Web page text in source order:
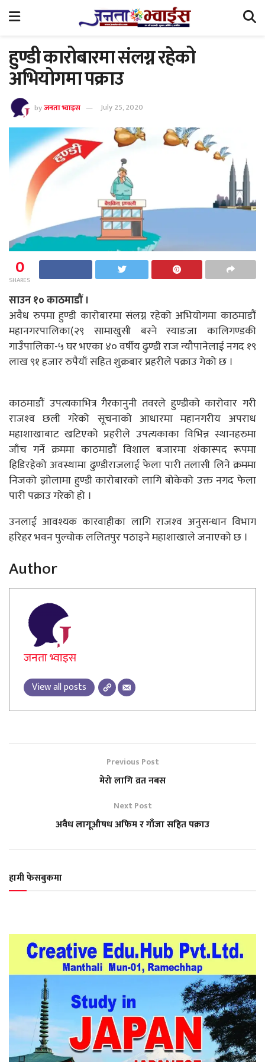
हुण्डी कारोबारमा संलग्न रहेको
अभियोगमा पक्राउ
byजनता भ्वाइस July 25, 2020
0
SHARES
साउन १० काठमाडौं ।
अवैध रुपमा हुण्डी कारोबारमा संलग्न रहेको अभियोगमा काठमाडौं
महानगरपालिका(२९ सामाखुसी बस्ने स्याङजा कालिगण्डकी
गाउँपालिका-५ घर भएका ४० वर्षीय ढुण्डी राज न्यौपानेलाई नगद १९
लाख ९१ हजार रुपैयाँ सहित शुक्रबार प्रहरीले पक्राउ गेको छ ।
काठमाडौं उपत्यकाभित्र गैरकानुनी तवरले हुण्डीको कारोवार गरी
राजश्‍व छली गरेको सूचनाको आधारमा महानगरीय अपराध
महाशाखाबाट खटिएको प्रहरीले उपत्यकाका विभिन्न स्थानहरुमा
जाँच गर्ने क्रममा काठमाडौं विशाल बजारमा शंकास्पद रूपमा
हिडिरहेको अवस्थामा ढुण्डीराजलाई फेला पारी तलासी लिने क्रममा
निजको झोलामा हुण्डी कारोबारको लागि बोकेको उक्त नगद फेला
पारी पक्राउ गरेको हो ।
उनलाई आवश्यक कारवाहीका लागि राजश्‍व अनुसन्धान विभाग
हरिहर भवन पुल्चोक ललितपुर पठाइने महाशाखाले जनाएको छ ।
Author
जनता भ्वाइस
View all posts
Previous Post
मेरो लागि व्रत नबस
Next Post
अवैध लागूऔषध अफिम र गाँजा सहित पक्राउ
हामी फेसबुकमा